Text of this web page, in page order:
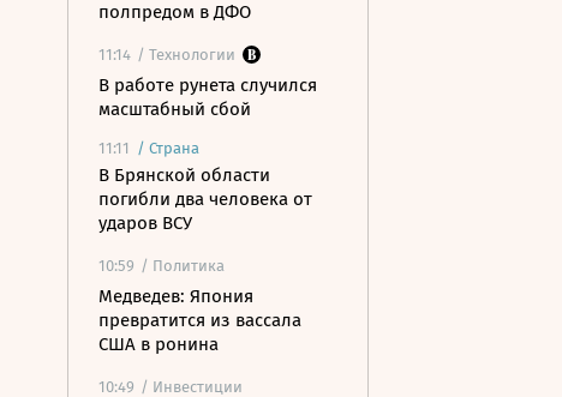
полпредом в ДФО
11:14 / Технологии
В работе рунета случился
масштабный сбой
11:11 / Страна
В Брянской области
погибли два человека от
ударов ВСУ
10:59 / Политика
Медведев: Япония
превратится из вассала
США в ронина
10:49 / Инвестиции